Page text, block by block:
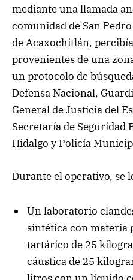
mediante una llamada
comunidad de San
de Acaxochitlán,
provenientes de una
un protocolo de
Defensa Nacional,
General de Justicia del
Secretaría de Seguridad
Hidalgo y Policía
Durante el operativo, se
Un laboratorio
sintética con materia
tartárico de 25
cáustica de 25